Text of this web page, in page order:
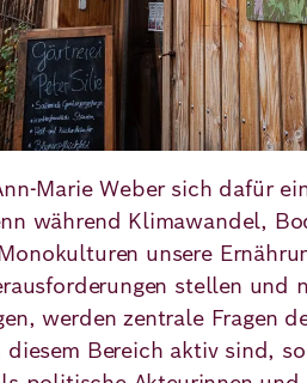
Marie Weber sich dafür
während Klimawandel,
unsere
stellen und
werden zentrale Fragen
Bereich aktiv sind,